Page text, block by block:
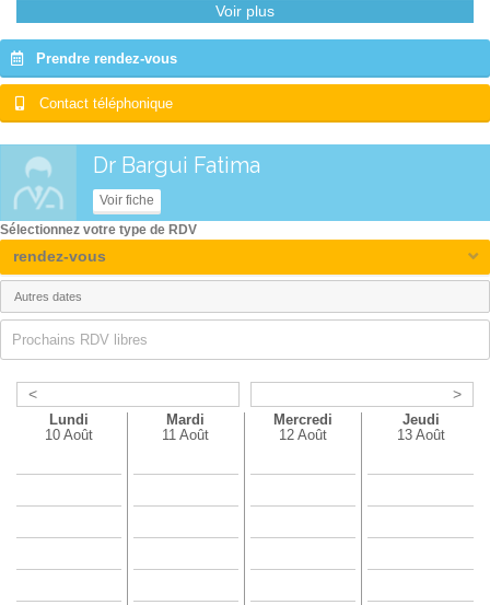
Voir plus
Prendre rendez-vous
Contact téléphonique
Dr Bargui Fatima
Voir fiche
< >
Lundi
10 Août
Mardi
11 Août
Mercredi
12 Août
Jeudi
13 Août
Sélectionnez votre type de RDV
rendez-vous
Prochains RDV libres